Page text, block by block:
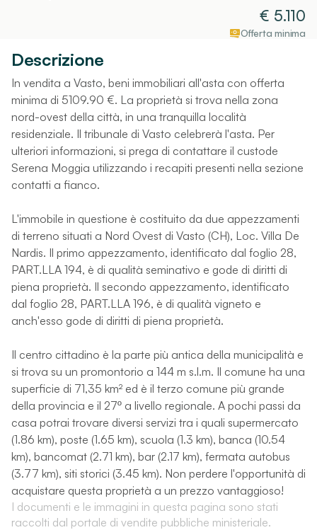
€ 5.110
Offerta minima
Descrizione
In vendita a Vasto, beni immobiliari all'asta con offerta
minima di 5109.90 €. La proprietà si trova nella zona
nord-ovest della città, in una tranquilla località
residenziale. Il tribunale di Vasto celebrerà l'asta. Per
ulteriori informazioni, si prega di contattare il custode
Serena Moggia utilizzando i recapiti presenti nella sezione
contatti a fianco.
L'immobile in questione è costituito da due appezzamenti
di terreno situati a Nord Ovest di Vasto (CH), Loc. Villa De
Nardis. Il primo appezzamento, identificato dal foglio 28,
PART.LLA 194, è di qualità seminativo e gode di diritti di
piena proprietà. Il secondo appezzamento, identificato
dal foglio 28, PART.LLA 196, è di qualità vigneto e
anch'esso gode di diritti di piena proprietà.
Il centro cittadino è la parte più antica della municipalità e
si trova su un promontorio a 144 m s.l.m. Il comune ha una
superficie di 71,35 km² ed è il terzo comune più grande
della provincia e il 27º a livello regionale. A pochi passi da
casa potrai trovare diversi servizi tra i quali supermercato
(1.86 km), poste (1.65 km), scuola (1.3 km), banca (10.54
km), bancomat (2.71 km), bar (2.17 km), fermata autobus
(3.77 km), siti storici (3.45 km). Non perdere l'opportunità di
acquistare questa proprietà a un prezzo vantaggioso!
I documenti e le immagini in questa pagina sono stati
raccolti dal portale di vendite pubbliche ministeriale.